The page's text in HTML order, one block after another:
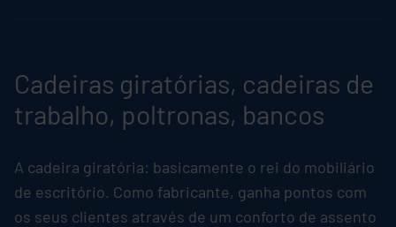
Cadeiras giratórias, cadeiras de
trabalho, poltronas, bancos
A cadeira giratória: basicamente o rei do mobiliário
de escritório. Como fabricante, ganha pontos com
os seus clientes através de um conforto de assento